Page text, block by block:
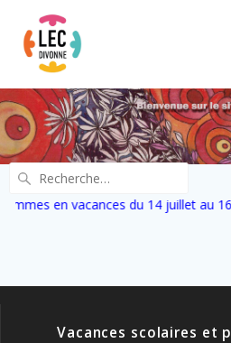
en vacances du 14 juillet au
Vacances scolaires et